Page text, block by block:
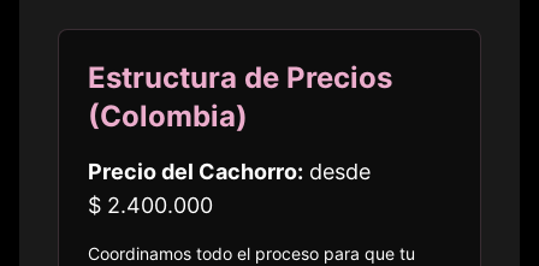
Estructura de Precios
(Colombia)
Precio del Cachorro: desde
$ 2.400.000
Coordinamos todo el proceso para que tu